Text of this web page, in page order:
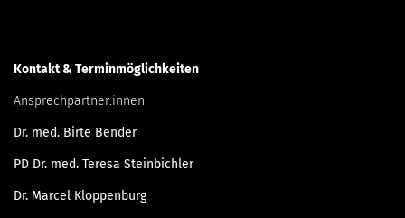
Kontakt & Terminmöglichkeiten
Ansprechpartner:innen:
Dr. med. Birte Bender
PD Dr. med. Teresa Steinbichler
Dr. Marcel Kloppenburg